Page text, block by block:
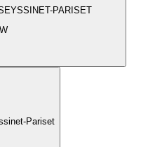
PARISET
Pariset